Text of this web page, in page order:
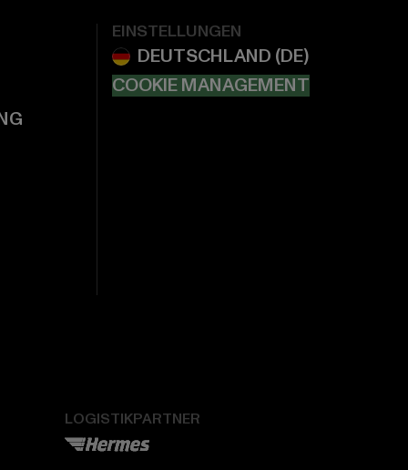
EINSTELLUNGEN
COOKIE MANAGEMENT
LOGISTIKPARTNER